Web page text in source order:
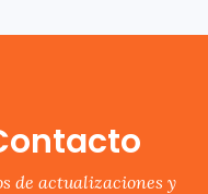
de actualizaciones y